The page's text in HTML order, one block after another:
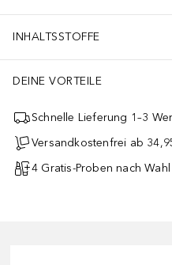
INHALTSSTOFFE
DEINE VORTEILE
Schnelle Lieferung 1–3
Versandkostenfrei ab
4 Gratis-Proben nach Wahl